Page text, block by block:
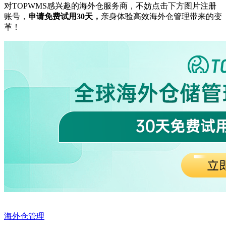
对TOPWMS感兴趣的海外仓服务商，不妨点击下方图片注册
账号， 申请免费试用30天 ， 亲身体验高效海外仓管理带来的变
革！
海外仓管理